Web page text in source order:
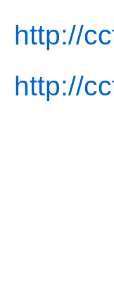
http://
http://